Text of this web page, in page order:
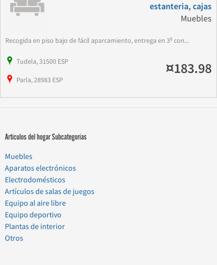
estanteria, cajas
Muebles
Recogida en piso bajo de fácil aparcamiento, entrega en 3º con...
Tudela, 31500 ESP
Parla, 28983 ESP
¤183.98
Artículos del hogar Subcategorías
Muebles
Aparatos electrónicos
Electrodomésticos
Artículos de salas de juegos
Equipo al aire libre
Equipo deportivo
Plantas de interior
Otros